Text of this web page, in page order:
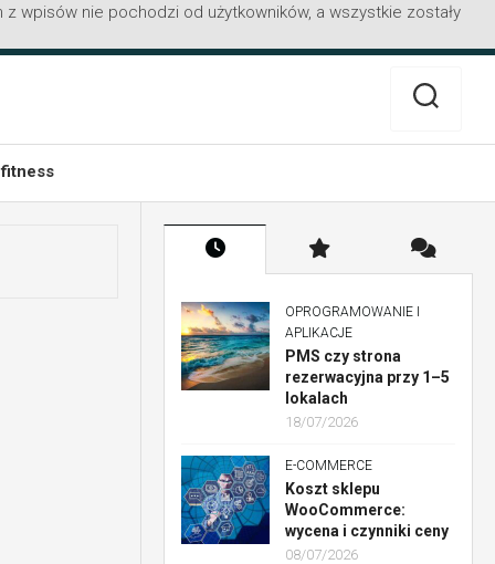
wpisów nie pochodzi od użytkowników, a wszystkie zostały
OPROGRAMOWANIE I
APLIKACJE
PMS czy strona
rezerwacyjna przy 1–5
lokalach
18/07/2026
E-COMMERCE
Koszt sklepu
WooCommerce:
wycena i czynniki ceny
08/07/2026